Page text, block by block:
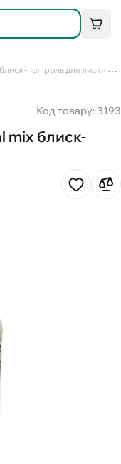
поліроль для листя 150 мл
Код товару: 3193
mix блиск-